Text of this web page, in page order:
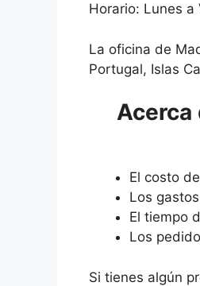
Horario: Lunes
La oficina de
Portugal, Islas
Acerca
El costo
Los
El tiempo
Los
Si tienes algún